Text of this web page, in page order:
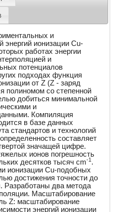
и
энергий ионизации Cu-
работах энергии
и
потенциалов
подходах функция
от Z (Z - заряд
полиномом со степенной
добиться минимальной
и
Компиляция
в базе данных
стандартов и технологий
составляет
значащей цифре.
ионов погрешность
десятков тысяч cm-1 .
ионизации Cu-подобных
достижения точности до
Разработаны два метода
Масштабирование
Z: масштабирование
энергий ионизации